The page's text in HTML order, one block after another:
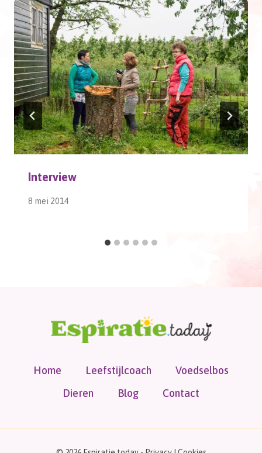
Interview
8 mei 2014
Home Leefstijlcoach
Voedselbos
Dieren
Blog Contact